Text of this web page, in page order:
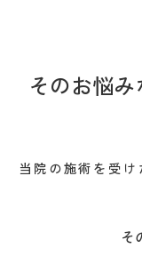
そのお悩
当院の施術を受
そ